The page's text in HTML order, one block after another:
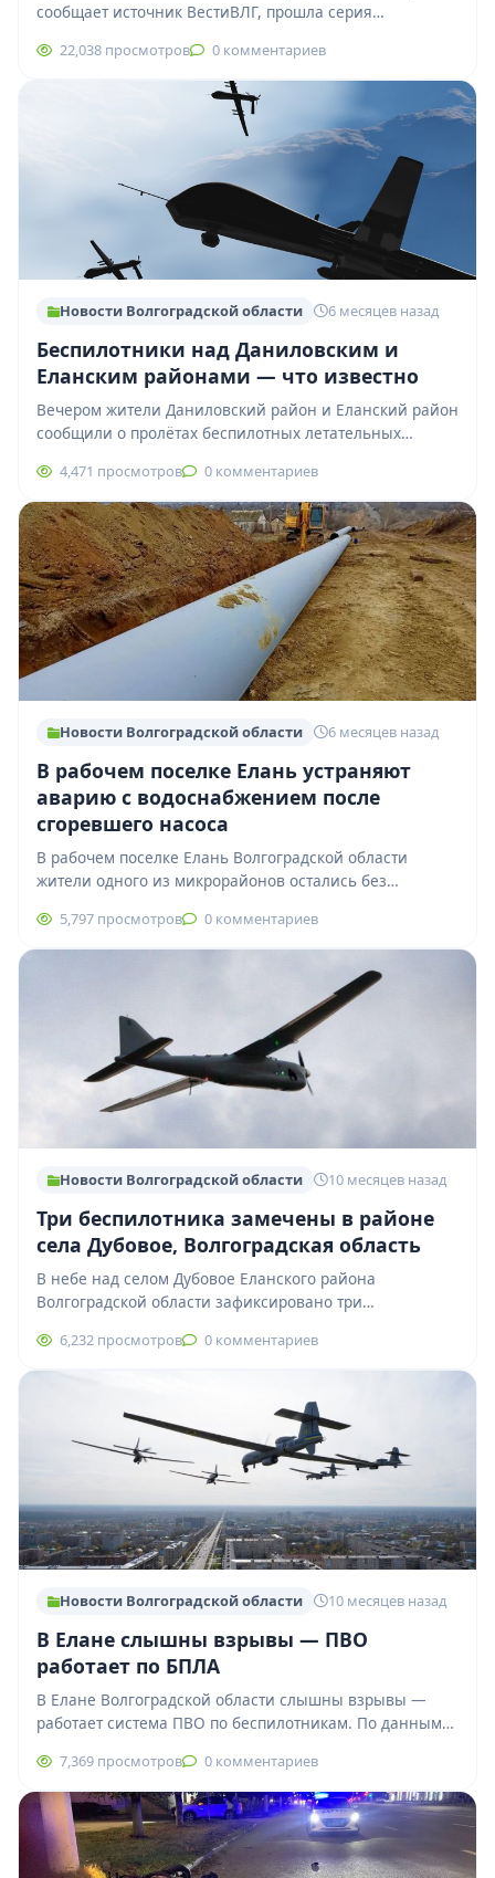
сообщает источник ВестиВЛГ, прошла серия
маслосыркомбината. По предварительной…
22,038 просмотров 0 комментариев
Новости Волгоградской области 6 месяцев назад
Беспилотники над Даниловским и
Еланским районами — что известно
Вечером жители Даниловский район и Еланский район
сообщили о пролётах беспилотных летательных
фиксировались в воздушном…
4,471 просмотров 0 комментариев
Новости Волгоградской области 6 месяцев назад
В рабочем поселке Елань устраняют
аварию с водоснабжением после
сгоревшего насоса
В рабочем поселке Елань Волгоградской области
жители одного из микрорайонов остались без
января из-за выхода…
5,797 просмотров 0 комментариев
Новости Волгоградской области 10 месяцев назад
Три беспилотника замечены в районе
села Дубовое, Волгоградская область
В небе над селом Дубовое Еланского района
Волгоградской области зафиксировано три
местных источников, дроны движутся…
6,232 просмотров 0 комментариев
Новости Волгоградской области 10 месяцев назад
В Елане слышны взрывы — ПВО
работает по БПЛА
В Елане Волгоградской области слышны взрывы —
работает система ПВО по беспилотникам. По данным
7,369 просмотров 0 комментариев